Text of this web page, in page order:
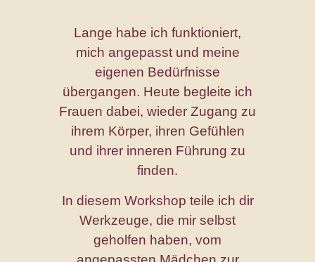
Lange habe ich funktioniert,
mich angepasst und meine
eigenen Bedürfnisse
übergangen. Heute begleite ich
Frauen dabei, wieder Zugang zu
ihrem Körper, ihren Gefühlen
und ihrer inneren Führung zu
finden.
In diesem Workshop teile ich dir
Werkzeuge, die mir selbst
geholfen haben, vom